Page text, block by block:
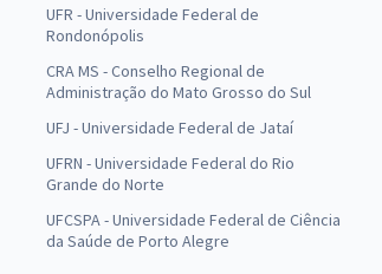
UFR - Universidade Federal de
Rondonópolis
CRA MS - Conselho Regional de
Administração do Mato Grosso do Sul
UFJ - Universidade Federal de Jataí
UFRN - Universidade Federal do Rio
Grande do Norte
UFCSPA - Universidade Federal de Ciência
da Saúde de Porto Alegre